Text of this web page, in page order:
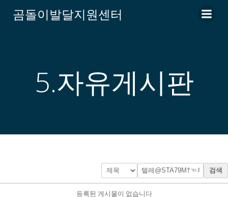
to
곰돌이발달지원센터
5.자유게시판
검색
등록된 게시물이 없습니다